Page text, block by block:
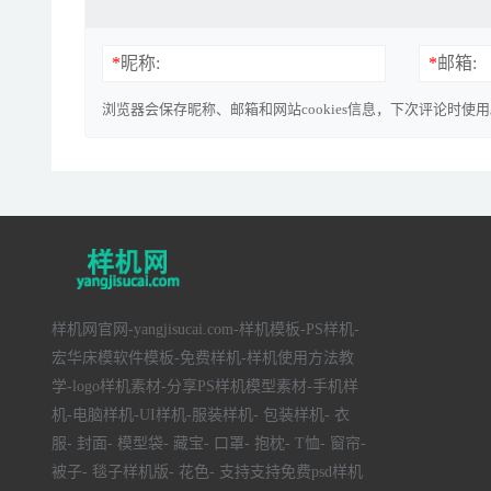
*昵称: *邮箱:
浏览器会保存昵称、邮箱和网站cookies信息，下次评论时使用
样机网官网-yangjisucai.com-样机模板-PS样机-
宏华床模软件模板-免费样机-样机使用方法教
学-logo样机素材-分享PS样机模型素材-手机样
机-电脑样机-UI样机-服装样机- 包装样机- 衣
服- 封面- 模型袋- 藏宝- 口罩- 抱枕- T恤- 窗帘-
被子- 毯子样机版- 花色- 支持支持免费psd样机